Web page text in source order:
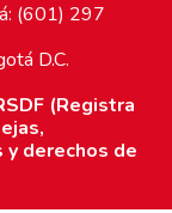
(601) 297
D.C.
(Registra
y derechos de